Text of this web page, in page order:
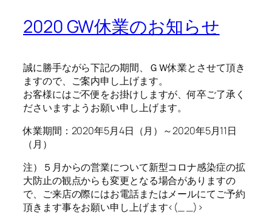
2020 GW休業のお知らせ
誠に勝手ながら下記の期間、ＧＷ休業とさせて頂き
ますので、ご案内申し上げます。
お客様にはご不便をお掛けしますが、何卒ご了承く
ださいますようお願い申し上げます。
休業期間：2020年5月4日（月）～2020年5月11日
（月）
注）５月からの営業について新型コロナ感染症の拡
大防止の観点からも変更となる場合がありますの
で、ご来店の際にはお電話またはメールにてご予約
頂きます事をお願い申し上げます<(_ _)>